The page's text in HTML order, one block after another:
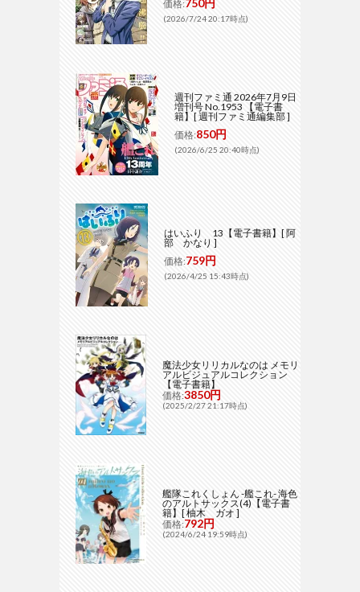
価格:
(2026/7/24 20:17時点)
週刊ファミ通 2026年7月9日
増刊号 No.1953 【電子書
籍】[ 週刊ファミ通編集部 ]
価格:850円
(2026/6/25 20:40時点)
はいふり 13【電子書籍】[ 阿
部 かなり ]
価格:759円
(2026/4/25 15:43時点)
魔法少女リリカルなのは メモリ
アルビジュアルコレクション
【電子書籍】
価格:3850円
(2025/2/27 21:17時点)
艦隊これくしょん -艦これ- 海色
のアルトサックス(4)【電子書
籍】[ 柚木 ガオ ]
価格:792円
(2024/6/24 19:59時点)